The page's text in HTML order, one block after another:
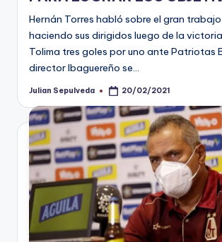
Hernán Torres habló sobre el gran
haciendo sus dirigidos luego de la
Tolima tres goles por uno ante Patriotas
director Ibaguereño se…
Publicado
Julian Sepulveda 20/02/2021